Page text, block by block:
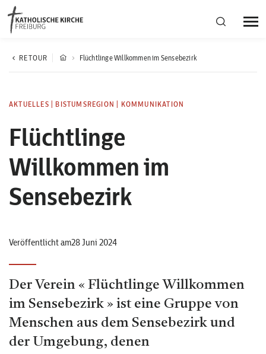
Bistumsregion Deutschfreiburg
Kirchliches Leben
Kantonale Körperschaft
RETOUR Flüchtlinge Willkommen im Sensebezirk
AKTUELLES BISTUMSREGION KOMMUNIKATION
Flüchtlinge
Willkommen im
Sensebezirk
Veröffentlicht am28 Juni 2024
Der Verein « Flüchtlinge Willkommen
im Sensebezirk » ist eine Gruppe von
Menschen aus dem Sensebezirk und
der Umgebung, denen